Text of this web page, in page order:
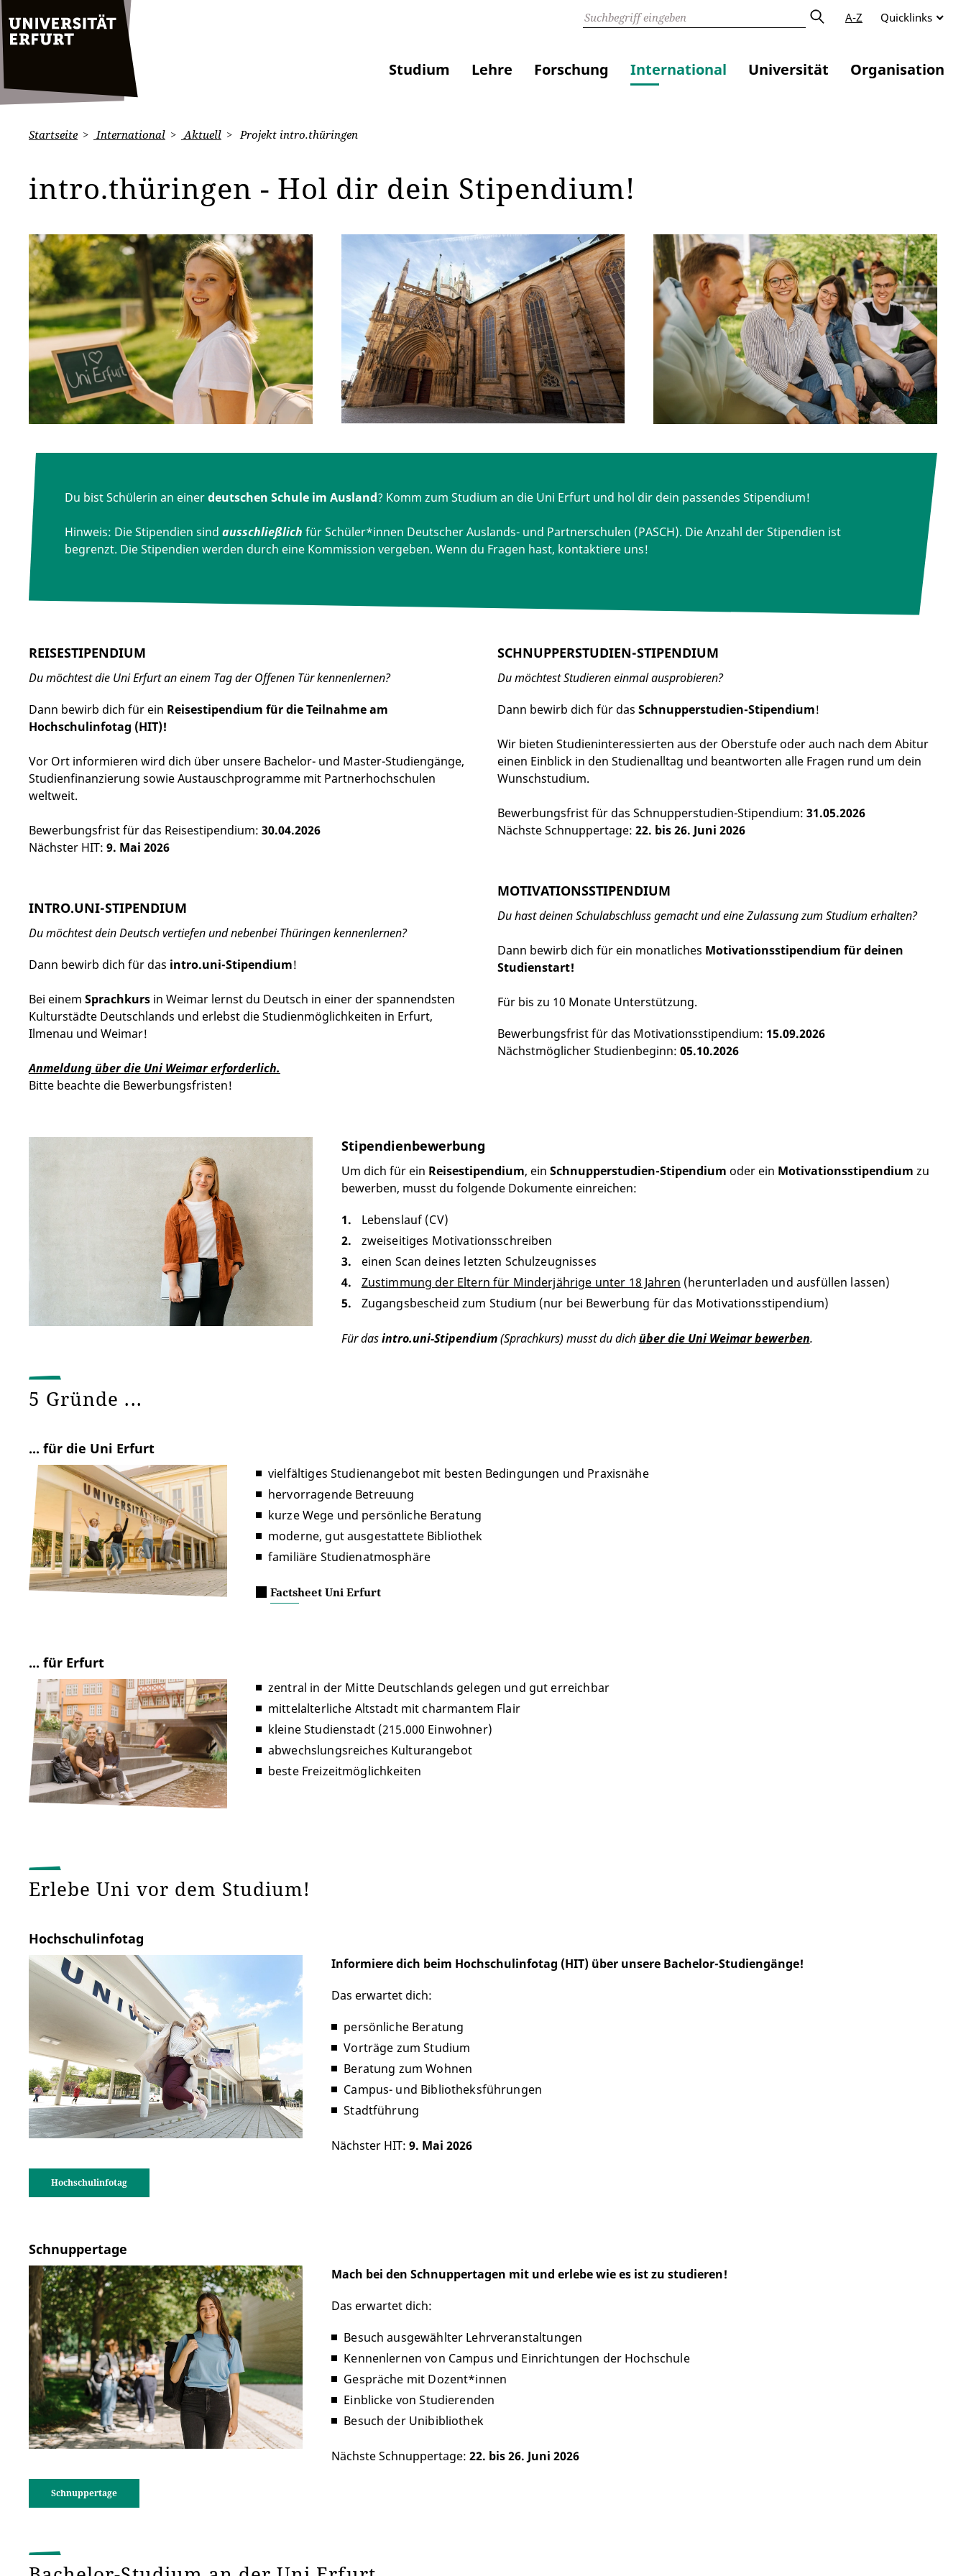
A-Z Quicklinks
Studium Lehre Forschung International Universität Organisation
Startseite International Aktuell Projekt intro.thüringen
intro.thüringen - Hol dir dein Stipendium!
Du bist Schülerin an einerdeutschen Schule im Ausland? Komm zum Studium an die Uni Erfurt und hol dir dein passendes Stipendium!
Hinweis: Die Stipendien sind ausschließlich für Schüler*innen Deutscher Auslands- und Partnerschulen (PASCH). Die Anzahl der Stipendien ist
begrenzt. Die Stipendien werden durch eine Kommission vergeben. Wenn du Fragen hast, kontaktiere uns!
REISESTIPENDIUM
Du möchtest die Uni Erfurt an einem Tag der Offenen Tür kennenlernen?
Dann bewirb dich für ein Reisestipendium für die Teilnahme am
Hochschulinfotag (HIT)!
Vor Ort informieren wird dich über unsere Bachelor- und Master-Studiengänge,
Studienfinanzierung sowie Austauschprogramme mit Partnerhochschulen
weltweit.
Bewerbungsfrist für das Reisestipendium: 30.04.2026
Nächster HIT: 9. Mai 2026
INTRO.UNI-STIPENDIUM
Du möchtest dein Deutsch vertiefen und nebenbei Thüringen kennenlernen?
Dann bewirb dich für das intro.uni-Stipendium!
Bei einem Sprachkurs in Weimar lernst du Deutsch in einer der spannendsten
Kulturstädte Deutschlands und erlebst die Studienmöglichkeiten in Erfurt,
Ilmenau und Weimar!
Anmeldung über die Uni Weimar erforderlich.
Bitte beachte die Bewerbungsfristen!
SCHNUPPERSTUDIEN-STIPENDIUM
Du möchtest Studieren einmal ausprobieren?
Dann bewirb dich für das Schnupperstudien-Stipendium!
Wir bieten Studieninteressierten aus der Oberstufe oder auch nach dem Abitur
einen Einblick in den Studienalltag und beantworten alle Fragen rund um dein
Wunschstudium.
Bewerbungsfrist für das Schnupperstudien-Stipendium: 31.05.2026
Nächste Schnuppertage: 22. bis 26. Juni 2026
MOTIVATIONSSTIPENDIUM
Du hast deinen Schulabschluss gemacht undeine Zulassung zum Studium erhalten?
Dann bewirb dich für ein monatliches Motivationsstipendium für deinen
Studienstart!
Für bis zu 10 Monate Unterstützung.
Bewerbungsfrist für das Motivationsstipendium: 15.09.2026
Nächstmöglicher Studienbeginn: 05.10.2026
Stipendienbewerbung
Um dich für ein Reisestipendium, ein Schnupperstudien-Stipendium oder ein Motivationsstipendium zu
bewerben, musst du folgende Dokumente einreichen:
Lebenslauf (CV)
zweiseitiges Motivationsschreiben
einen Scan deines letzten Schulzeugnisses
Zustimmung der Eltern für Minderjährige unter 18 Jahren (herunterladen und ausfüllen lassen)
Zugangsbescheid zum Studium (nur bei Bewerbung für das Motivationsstipendium)
Für dasintro.uni-Stipendium(Sprachkurs) musst du dichüber die Uni Weimar bewerben.
5 Gründe ...
... für die Uni Erfurt
vielfältiges Studienangebot mit besten Bedingungen und Praxisnähe
hervorragende Betreuung
kurze Wege und persönliche Beratung
moderne, gut ausgestattete Bibliothek
familiäre Studienatmosphäre
Factsheet Uni Erfurt
... für Erfurt
zentral in der Mitte Deutschlands gelegen und gut erreichbar
mittelalterliche Altstadt mit charmantem Flair
kleine Studienstadt (215.000 Einwohner)
abwechslungsreiches Kulturangebot
beste Freizeitmöglichkeiten
Erlebe Uni vor dem Studium!
Hochschulinfotag
Informiere dich beim Hochschulinfotag (HIT) über unsere Bachelor-Studiengänge!
Das erwartet dich:
persönliche Beratung
Vorträge zum Studium
Beratung zum Wohnen
Campus- und Bibliotheksführungen
Stadtführung
Nächster HIT:9. Mai 2026
Hochschulinfotag
Schnuppertage
Mach bei den Schnuppertagen mit und erlebe wie es ist zu studieren!
Das erwartet dich:
Besuch ausgewählter Lehrveranstaltungen
Kennenlernen von Campus und Einrichtungen der Hochschule
Gespräche mit Dozent*innen
Einblicke von Studierenden
Besuch der Unibibliothek
Nächste Schnuppertage:22. bis 26. Juni 2026
Schnuppertage